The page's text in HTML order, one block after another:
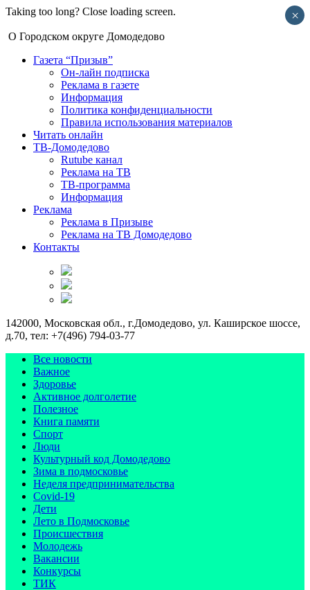
Taking too long? Close loading screen.
О Городском округе Домодедово
Газета “Призыв”
Он-лайн подписка
Реклама в газете
Информация
Политика конфиденциальности
Правила использования материалов
Читать онлайн
ТВ-Домодедово
Rutube канал
Реклама на ТВ
ТВ-программа
Информация
Реклама
Реклама в Призыве
Реклама на ТВ Домодедово
Контакты
142000, Московская обл., г.Домодедово, ул. Каширское шоссе,
д.70, тел: +7(496) 794-03-77
Все новости
Важное
Здоровье
Активное долголетие
Полезное
Книга памяти
Спорт
Люди
Культурный код Домодедово
Зима в подмосковье
Неделя предпринимательства
Covid-19
Дети
Лето в Подмосковье
Происшествия
Молодежь
Вакансии
Конкурсы
ТИК
×